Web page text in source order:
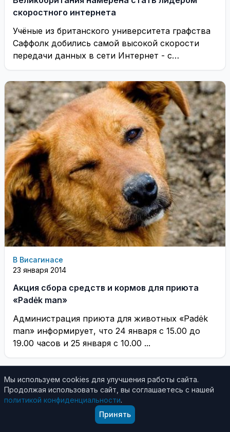
скоростного интернета
Учёные из британского университета графства
Саффолк добились самой высокой скорости
передачи данных в сети Интернет - с
использованием специального сетевого ...
В Висагинасе
23 января 2014
Акция сбора средств и кормов для приюта
«Padėk man»
Администрация приюта для животных «Padėk
man» информирует, что 24 января с 15.00 до
19.00 часов и 25 января с 10.00 ...
Мы используем cookies для улучшения работы сайта.
Продолжая использовать сайт, вы соглашаетесь с нашей
политикой конфиденциальности.
Принять